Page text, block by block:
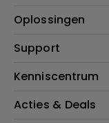
Projectoren
Verlichting
Speakers
Oplossingen
Education
Support
Contact
BenQ Shop - FAQ
Kenniscentrum
Blog
Acties & Deals